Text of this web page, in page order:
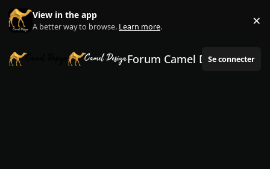
Aller au contenu
View in the app
A better way to browse. Learn more. ×
Forum Camel Design
Se connecter